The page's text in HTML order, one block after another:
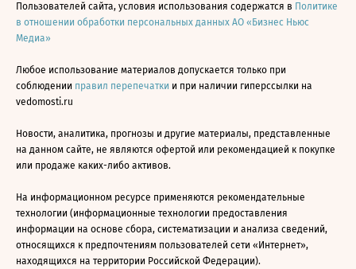
Пользователей сайта, условия использования содержатся в Политике
в отношении обработки персональных данных АО «Бизнес Ньюс
Медиа»
Любое использование материалов допускается только при
соблюдении правил перепечатки и при наличии гиперссылки на
vedomosti.ru
Новости, аналитика, прогнозы и другие материалы, представленные
на данном сайте, не являются офертой или рекомендацией к покупке
или продаже каких-либо активов.
На информационном ресурсе применяются рекомендательные
технологии (информационные технологии предоставления
информации на основе сбора, систематизации и анализа сведений,
относящихся к предпочтениям пользователей сети «Интернет»,
находящихся на территории Российской Федерации).